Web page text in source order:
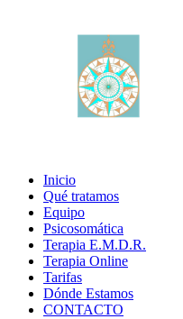
Inicio
Qué tratamos
Equipo
Psicosomática
Terapia E.M.D.R.
Terapia Online
Tarifas
Dónde Estamos
CONTACTO